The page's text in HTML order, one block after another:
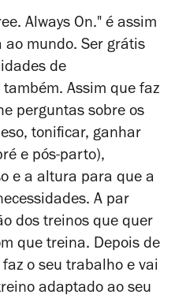
Always On." é assim
ao mundo. Ser grátis
de
Assim que faz
perguntas sobre os
tonificar, ganhar
e pós-parto),
e a altura para que a
A par
dos treinos que quer
que treina. Depois de
o seu trabalho e vai
adaptado ao seu